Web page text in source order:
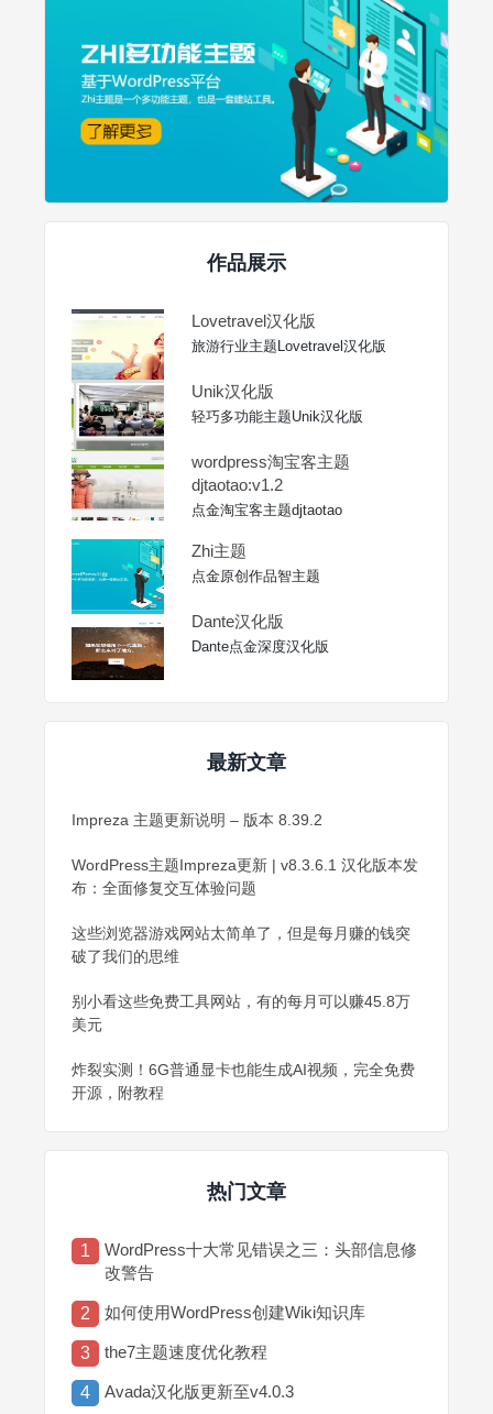
作品展示
Lovetravel汉化版
旅游行业主题Lovetravel汉化版
Unik汉化版
轻巧多功能主题Unik汉化版
wordpress淘宝客主题
djtaotao:v1.2
点金淘宝客主题djtaotao
Zhi主题
点金原创作品智主题
Dante汉化版
Dante点金深度汉化版
最新文章
Impreza 主题更新说明 – 版本 8.39.2
WordPress主题Impreza更新 | v8.3.6.1 汉化版本发
布：全面修复交互体验问题
这些浏览器游戏网站太简单了，但是每月赚的钱突
破了我们的思维
别小看这些免费工具网站，有的每月可以赚45.8万
美元
炸裂实测！6G普通显卡也能生成AI视频，完全免费
开源，附教程
热门文章
1
WordPress十大常见错误之三：头部信息修
改警告
2 如何使用WordPress创建Wiki知识库
3 the7主题速度优化教程
4 Avada汉化版更新至v4.0.3